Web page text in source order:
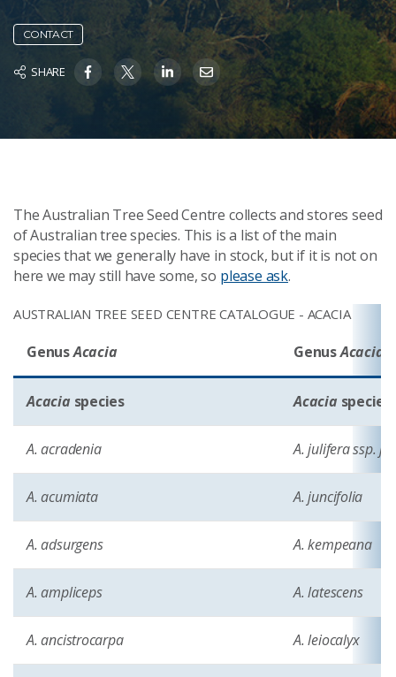
CONTACT
SHARE
The Australian Tree Seed Centre collects and stores seed
of Australian tree species. This is a list of the main
species that we generally have in stock, but if it is not on
here we may still have some, so please ask.
AUSTRALIAN TREE SEED CENTRE CATALOGUE - ACACIA
GenusAcacia GenusAcacia
Acacia species Acacia
A. acradenia A. julifera ssp.
A. acumiata A. juncifolia
A. adsurgens A. kempeana
A. ampliceps A. latescens
A. ancistrocarpa A. leiocalyx